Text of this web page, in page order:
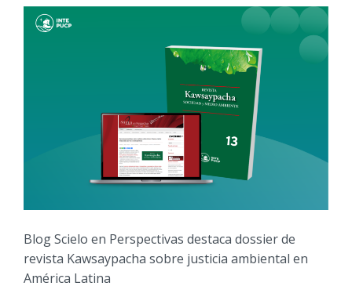
Blog Scielo en Perspectivas destaca dossier de
revista Kawsaypacha sobre justicia ambiental en
América Latina